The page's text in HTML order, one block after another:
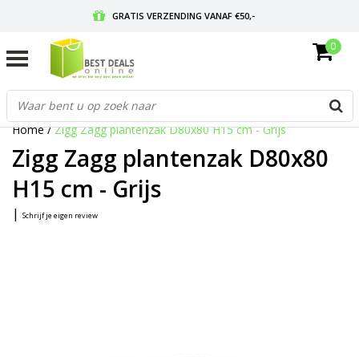
GRATIS VERZENDING VANAF €50,-
GRATIS RETOURNEREN EN 30 DAGEN BEDENKTIJD
0
Home/Zigg Zagg plantenzak D80x80 H15 cm - Grijs
Zigg Zagg plantenzak D80x80
H15 cm - Grijs
| Schrijf je eigen review